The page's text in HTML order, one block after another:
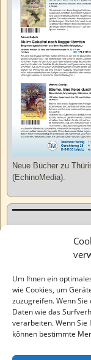
Um Ihnen ein
wie Cookies, um
zuzugreifen. Wenn
Daten wie das
verarbeiten. Wenn
können bestimmte
Neue Bücher zu
(EchinoMedia).
Varia